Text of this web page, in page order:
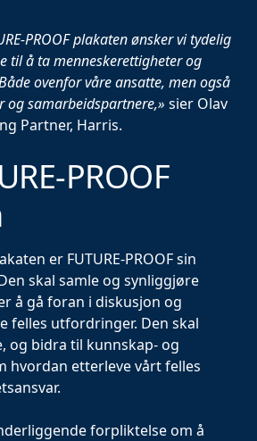
PROOF plakaten ønsker vi tydelig
til å ta menneskerettigheter og
ovenfor våre ansatte, men også
og samarbeidspartnere,»sier Olav
Partner, Harris.
PROOF
er FUTURE-PROOF sin
skal samle og synliggjøre
å gå foran i diskusjon og
felles utfordringer. Den skal
og bidra til kunnskap- og
hvordan etterleve vårt felles
forpliktelse om å